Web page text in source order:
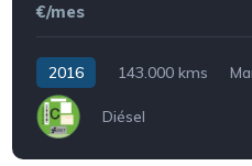
€/mes
2016 143.000 kms
Diésel